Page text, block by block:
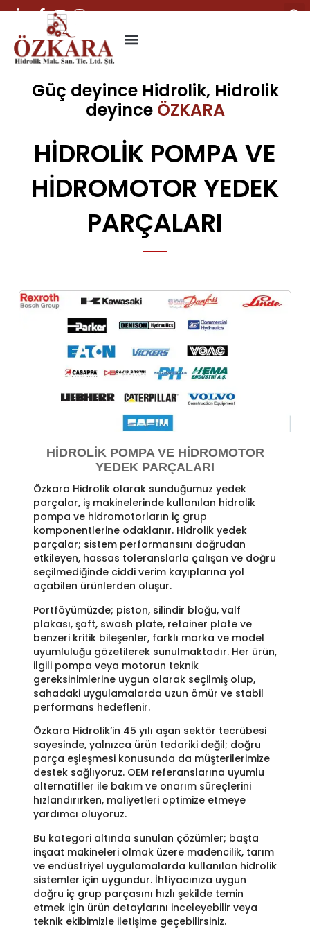
Güç deyince Hidrolik, Hidrolik
deyince ÖZKARA
HIDROLIK POMPA VE
HIDROMOTOR YEDEK
PARÇALARI
HIDROLIK POMPA VE HIDROMOTOR
YEDEK PARÇALARI
Özkara Hidrolik olarak sunduğumuz yedek
parçalar, iş makinelerinde kullanılan hidrolik
pompa ve hidromotorların iç grup
komponentlerine odaklanır. Hidrolik yedek
parçalar; sistem performansını doğrudan
etkileyen, hassas toleranslarla çalışan ve doğru
seçilmediğinde ciddi verim kayıplarına yol
açabilen ürünlerden oluşur.
Portföyümüzde; piston, silindir bloğu, valf
plakası, şaft, swash plate, retainer plate ve
benzeri kritik bileşenler, farklı marka ve model
uyumluluğu gözetilerek sunulmaktadır. Her ürün,
ilgili pompa veya motorun teknik
gereksinimlerine uygun olarak seçilmiş olup,
sahadaki uygulamalarda uzun ömür ve stabil
performans hedeflenir.
Özkara Hidrolik’in 45 yılı aşan sektör tecrübesi
sayesinde, yalnızca ürün tedariki değil; doğru
parça eşleşmesi konusunda da müşterilerimize
destek sağlıyoruz. OEM referanslarına uyumlu
alternatifler ile bakım ve onarım süreçlerini
hızlandırırken, maliyetleri optimize etmeye
yardımcı oluyoruz.
Bu kategori altında sunulan çözümler; başta
inşaat makineleri olmak üzere madencilik, tarım
ve endüstriyel uygulamalarda kullanılan hidrolik
sistemler için uygundur. İhtiyacınıza uygun
doğru iç grup parçasını hızlı şekilde temin
etmek için ürün detaylarını inceleyebilir veya
teknik ekibimizle iletişime geçebilirsiniz.